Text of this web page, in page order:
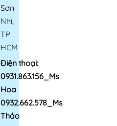
Sơn
Nhì,
TP.
HCM
Điện thoại:
0931.863.156_Ms
Hoa
0932.662.578_Ms
Thảo